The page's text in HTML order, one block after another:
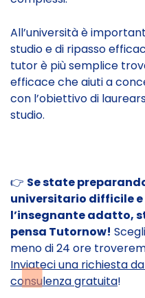
All’università è
studio e di ripasso
tutor è più semplice
efficace che aiuti a
con l’obiettivo di
studio.
👉 Se state
universitario difficile
l’insegnante adatto,
pensa Tutornow!
meno di 24 ore
Inviateci una richiesta
consulenza gratuita!